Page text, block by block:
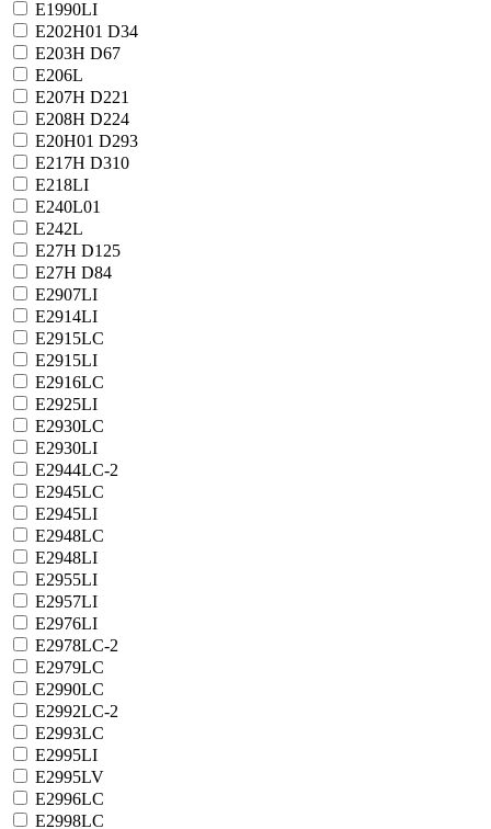
E1990LI
E202H01 D34
E203H D67
E206L
E207H D221
E208H D224
E20H01 D293
E217H D310
E218LI
E240L01
E242L
E27H D125
E27H D84
E2907LI
E2914LI
E2915LC
E2915LI
E2916LC
E2925LI
E2930LC
E2930LI
E2944LC-2
E2945LC
E2945LI
E2948LC
E2948LI
E2955LI
E2957LI
E2976LI
E2978LC-2
E2979LC
E2990LC
E2992LC-2
E2993LC
E2995LI
E2995LV
E2996LC
E2998LC